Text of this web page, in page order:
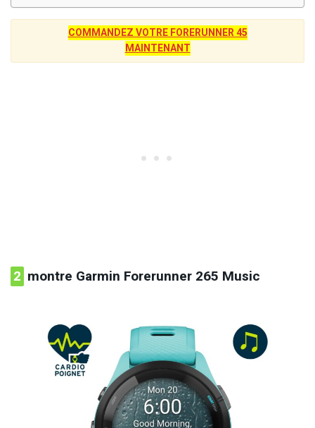
COMMANDEZ VOTRE FORERUNNER 45
MAINTENANT
2 montre Garmin Forerunner 265 Music